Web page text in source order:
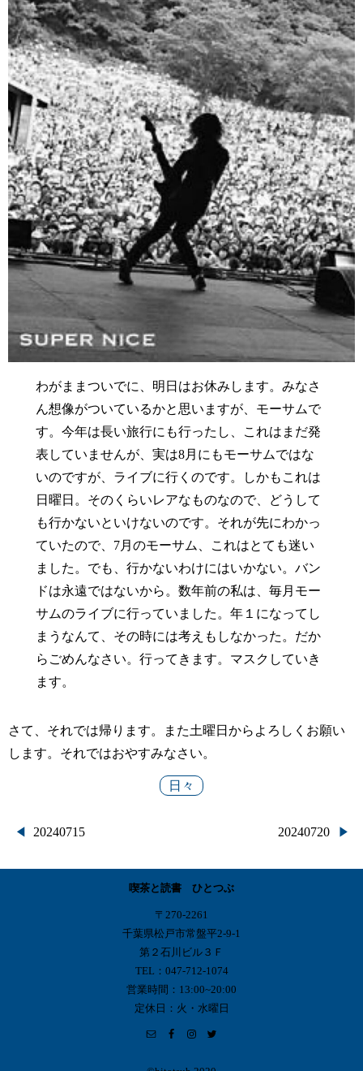
わがままついでに、明日はお休みします。みなさ
ん想像がついているかと思いますが、モーサムで
す。今年は長い旅行にも行ったし、これはまだ発
表していませんが、実は8月にもモーサムではな
いのですが、ライブに行くのです。しかもこれは
日曜日。そのくらいレアなものなので、どうして
も行かないといけないのです。それが先にわかっ
ていたので、7月のモーサム、これはとても迷い
ました。でも、行かないわけにはいかない。バン
ドは永遠ではないから。数年前の私は、毎月モー
サムのライブに行っていました。年１になってし
まうなんて、その時には考えもしなかった。だか
らごめんなさい。行ってきます。マスクしていき
ます。
さて、それでは帰ります。また土曜日からよろしくお願い
します。それではおやすみなさい。
日々
投
稿
20240715 20240720
喫茶と読書 ひとつぶ
〒270-2261
千葉県松戸市常盤平2-9-1
第２石川ビル３Ｆ
TEL：047-712-1074
営業時間：13:00~20:00
定休日：火・水曜日